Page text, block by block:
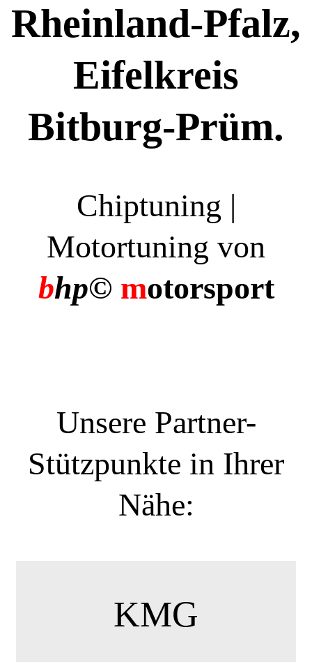
Rheinland-Pfalz,
Eifelkreis
Bitburg-Prüm.
Chiptuning |
Motortuning von
bhp© motorsport
Unsere Partner-
Stützpunkte in Ihrer
Nähe:
KMG